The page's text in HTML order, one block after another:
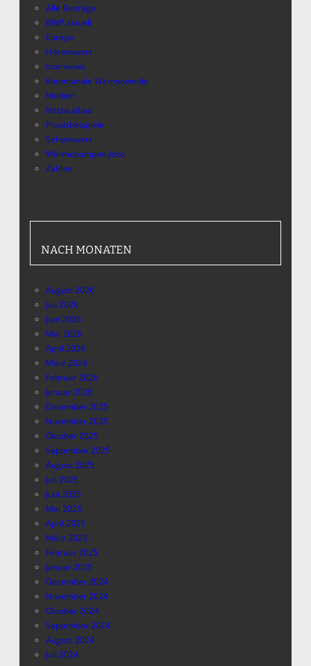
Alle Beiträge
BWP aktuell
Europa
Hörenswert
Interviews
Kommunale Wärmewende
Medien
Netzausbau
Praxisbeispiele
Sehenswert
Wärmepumpen-Jobs
Zahlen
NACH MONATEN
August 2026
Juli 2026
Juni 2026
Mai 2026
April 2026
März 2026
Februar 2026
Januar 2026
Dezember 2025
November 2025
Oktober 2025
September 2025
August 2025
Juli 2025
Juni 2025
Mai 2025
April 2025
März 2025
Februar 2025
Januar 2025
Dezember 2024
November 2024
Oktober 2024
September 2024
August 2024
Juli 2024